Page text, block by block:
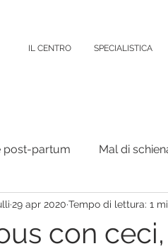
IL CENTRO SPECIALISTICA
post-partum Mal di
Organi Interni
con
29 apr 2020 Tempo di lettura: 1